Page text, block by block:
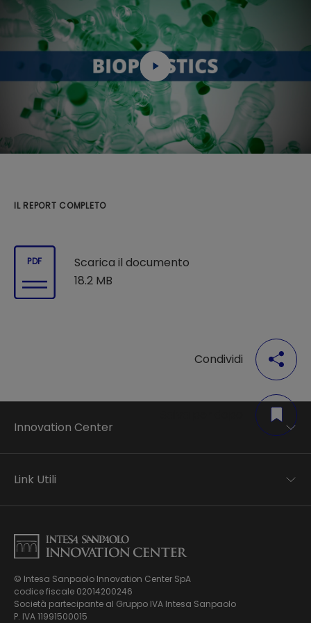
IL REPORT COMPLETO
PDF
Scarica il documento
18.2 MB
Condividi
© Intesa Sanpaolo Innovation Center SpA
codice fiscale 02014200246
Società partecipante al Gruppo IVA Intesa Sanpaolo
P. IVA 11991500015
Innovation Center
Applied research
Business transformation
Chi siamo
News ed Eventi
Podcast
Link Utili
Informativa Privacy
Informativa Privacy Careers
Privacy e Cookie Policy
Mappa del sito
Whistleblowing
Modello di gestione, organizzazione e controllo ex Dlgs.